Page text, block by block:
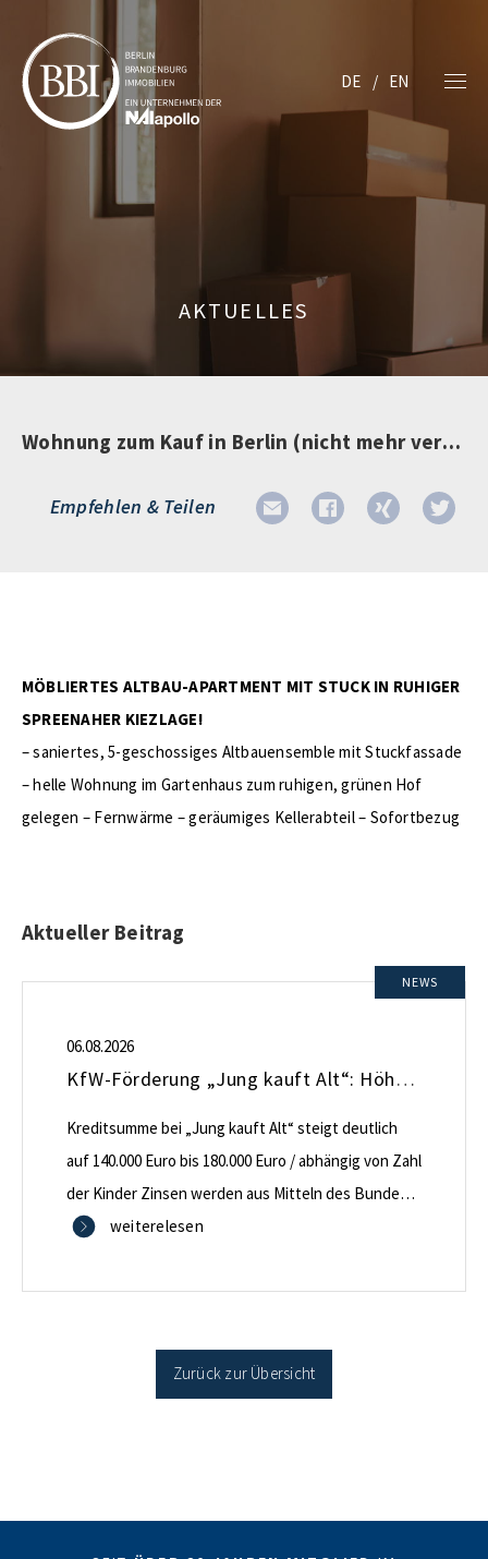
DE EN
AKTUELLES
Wohnung zum Kauf in Berlin (nicht mehr verfügbar)
Empfehlen & Teilen
MÖBLIERTES ALTBAU-APARTMENT MIT STUCK IN RUHIGER
SPREENAHER KIEZLAGE!
– saniertes, 5-geschossiges Altbauensemble mit Stuckfassade
– helle Wohnung im Gartenhaus zum ruhigen, grünen Hof
gelegen – Fernwärme – geräumiges Kellerabteil – Sofortbezug
Aktueller Beitrag
NEWS
06.08.2026
KfW-Förderung „Jung kauft Alt“: Höhere Kredite ab August 2026
Kreditsumme bei „Jung kauft Alt“ steigt deutlich
auf 140.000 Euro bis 180.000 Euro / abhängig von Zahl
der Kinder Zinsen werden aus Mitteln des Bundes
verbilligt: Heutiger Zins bei 0,53 Prozent effektiv bei
Antragstellende verpflichten sich zu energetischer
Sanierung in Einzelmaßnahmen […]
weiterelesen
Zurück zur Übersicht